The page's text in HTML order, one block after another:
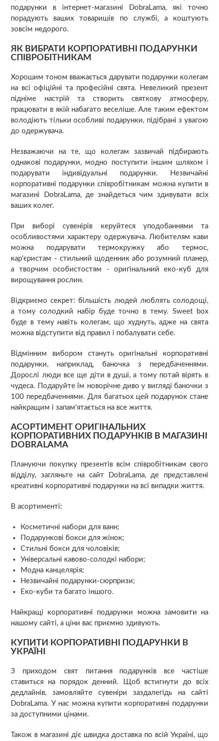
подарунки в інтернет-магазині DobraLama, які точно
порадують ваших товаришів по службі, а коштують
зовсім недорого.
ЯК ВИБРАТИ КОРПОРАТИВНІ ПОДАРУНКИ
СПІВРОБІТНИКАМ
Хорошим тоном вважається дарувати подарунки колегам
на всі офіційні та професійні свята. Невеликий презент
підніме настрій та створить святкову атмосферу,
працювати в якій набагато веселіше. Але таким ефектом
володіють тільки особливі подарунки, підібрані з увагою
до одержувача.
Незважаючи на те, що колегам зазвичай підбирають
однакові подарунки, модно поступити іншим шляхом і
подарувати індивідуальні подарунки. Незвичайні
корпоративні подарунки співробітникам можна купити в
магазині DobraLama, де знайдеться чим здивувати всіх
ваших колег.
При виборі сувенірів керуйтеся уподобаннями та
особливостями характеру одержувача. Любителям кави
можна подарувати термокружку або термос,
кар'єристам - стильний щоденник або розумний планер,
а творчим особистостям - оригінальний еко-куб для
вирощування рослин.
Відкриємо секрет: більшість людей люблять солодощі,
а тому солодкий набір буде точно в тему. Sweet box
буде в тему навіть колегам, що худнуть, адже на свята
можна відступити від правил і побалувати себе.
Відмінним вибором стануть оригінальні корпоративні
подарунки, наприклад, баночка з передбаченнями.
Дорослі люди все ще діти в душі, а тому потай вірять в
чудеса. Подаруйте їм новорічне диво у вигляді баночки з
100 передбаченнями. Для багатьох цей подарунок стане
найкращим і запам'ятається на все життя.
АСОРТИМЕНТ ОРИГІНАЛЬНИХ
КОРПОРАТИВНИХ ПОДАРУНКІВ В МАГАЗИНІ
DOBRALAMA
Плануючи покупку презентів всім співробітникам свого
відділу, загляньте на сайт DobraLama, де представлені
креативні корпоративні подарунки на всі випадки життя.
В асортименті:
Косметичні набори для ванн;
Подарункові бокси для жінок;
Стильні бокси для чоловіків;
Універсальні кавово-солодкі набори;
Модна канцелярія;
Незвичайні подарунки-сюрпризи;
Еко-куби та багато іншого.
Найкращі корпоративні подарунки можна замовити на
нашому сайті, а ціни вас приємно здивують.
КУПИТИ КОРПОРАТИВНІ ПОДАРУНКИ В
УКРАЇНІ
З приходом свят питання подарунків все частіше
ставиться на порядок денний. Щоб встигнути до всіх
дедлайнів, замовляйте сувеніри заздалегідь на сайті
DobraLama. У нас можна купити корпоративні подарунки
за доступними цінами.
Також в магазині діє швидка доставка по всій Україні, що